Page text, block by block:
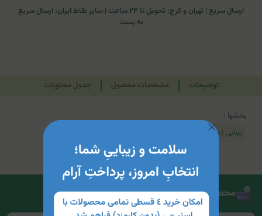
ارسال سریع | تهران و کرج: تحویل تا ۲۴ ساعت | سایر نقاط ایران: ارسال سریع
به پست
توضیحات مشخصات محصول جدول محتویات
بخشها :
بینایی (چشم)
محصولات مرتبط